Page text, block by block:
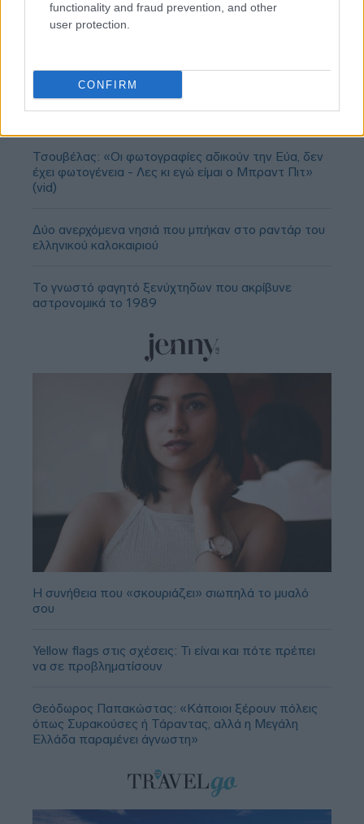
functionality and fraud prevention, and other
user protection.
CONFIRM
Τσουβέλας: «Οι φωτογραφίες αδικούν την Εύα, δεν
έχει φωτογένεια - Λες κι εγώ είμαι ο Μπραντ Πιτ»
(vid)
Δύο ανερχόμενα νησιά που μπήκαν στο ραντάρ του
ελληνικού καλοκαιριού
Το γνωστό φαγητό ξενύχτηδων που ακρίβυνε
αστρονομικά το 1989
Η συνήθεια που «σκουριάζει» σιωπηλά το μυαλό
σου
Yellow flags στις σχέσεις: Τι είναι και πότε πρέπει
να σε προβληματίσουν
Θεόδωρος Παπακώστας: «Κάποιοι ξέρουν πόλεις
όπως Συρακούσες ή Τάραντας, αλλά η Μεγάλη
Ελλάδα παραμένει άγνωστη»